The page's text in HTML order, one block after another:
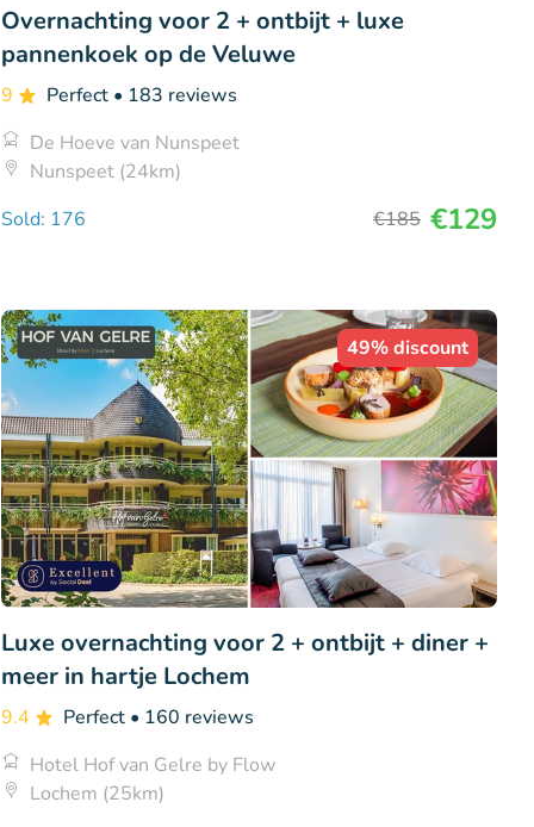
Overnachting voor 2 + ontbijt + luxe
pannenkoek op de Veluwe
9 Perfect • 183 reviews
De Hoeve van Nunspeet
Nunspeet (24km)
Sold: 176
€185 €129
49% discount
Luxe overnachting voor 2 + ontbijt + diner +
meer in hartje Lochem
9.4 Perfect • 160 reviews
Hotel Hof van Gelre by Flow
Lochem (25km)